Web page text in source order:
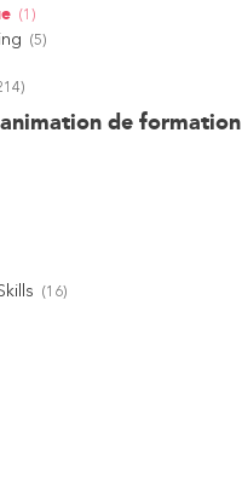
(1 )
(5)
)
de formation
(16)